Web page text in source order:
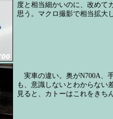
度と相当細かいのに、改めて
思う。マクロ撮影で相当拡大
実車の違い。奥がN700A、
も、意識しないとわからない
見ると、カトーはこれをきち